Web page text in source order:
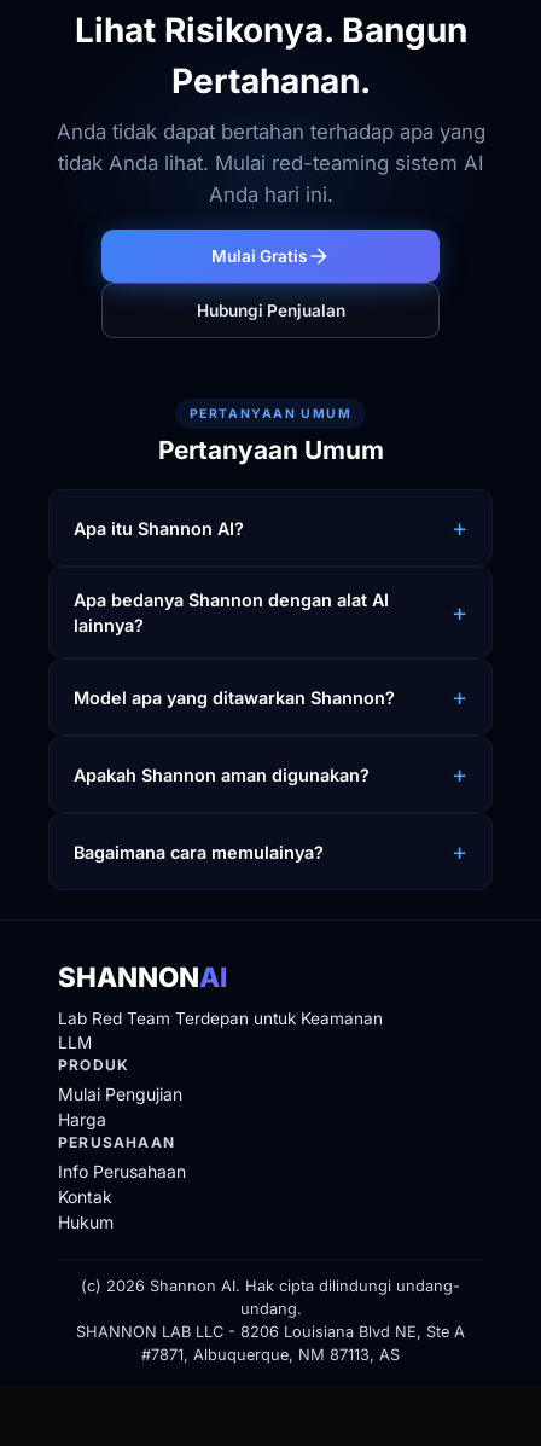
Lihat Risikonya. Bangun
Pertahanan.
Anda tidak dapat bertahan terhadap apa yang
tidak Anda lihat. Mulai red-teaming sistem AI
Anda hari ini.
Mulai Gratis
Hubungi Penjualan
PERTANYAAN UMUM
Pertanyaan Umum
Apa itu Shannon AI? +
Apa bedanya Shannon dengan alat AI
lainnya?
+
Model apa yang ditawarkan Shannon? +
Apakah Shannon aman digunakan? +
Bagaimana cara memulainya? +
SHANNONAI
Lab Red Team Terdepan untuk Keamanan
LLM
PRODUK
Mulai Pengujian
Harga
PERUSAHAAN
Info Perusahaan
Kontak
Hukum
(c) 2026 Shannon AI. Hak cipta dilindungi undang-
undang.
SHANNON LAB LLC - 8206 Louisiana Blvd NE, Ste A
#7871, Albuquerque, NM 87113, AS